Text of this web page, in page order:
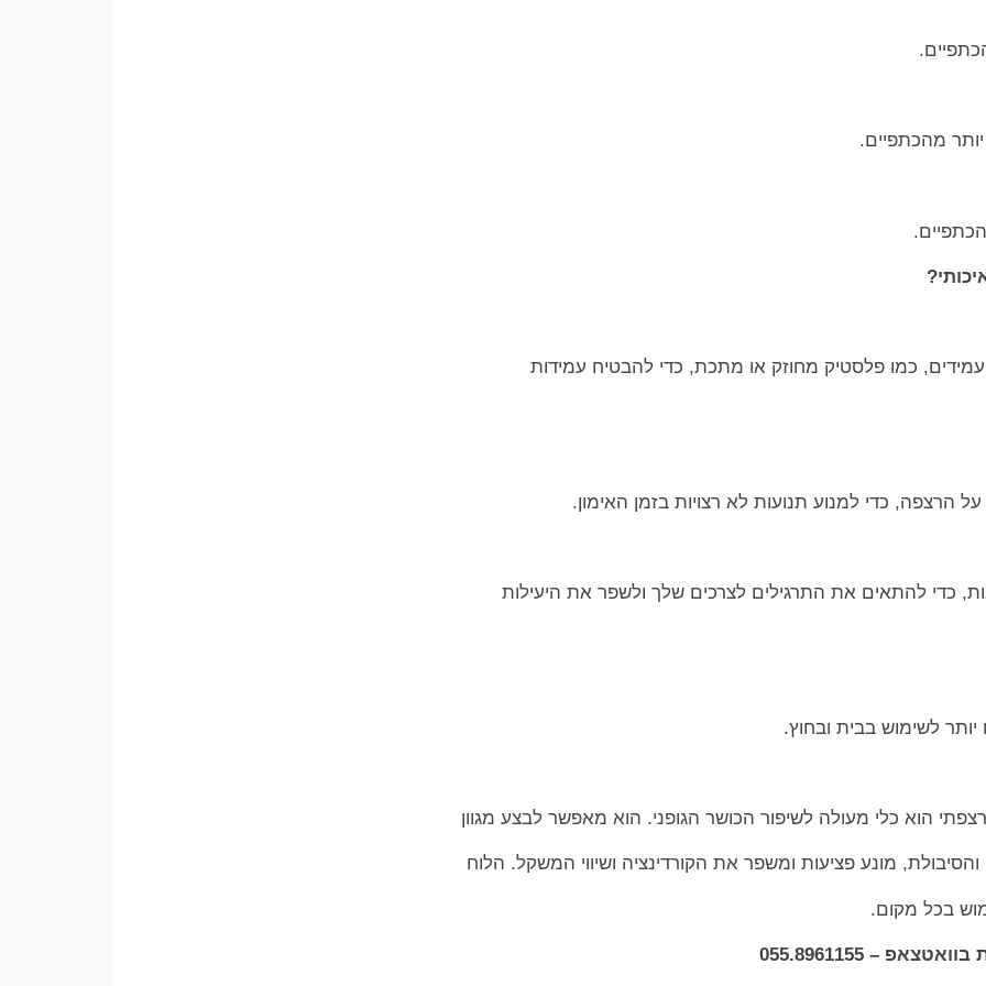
מהכתפיים.
כמו פלסטיק מחוזק או מתכת, כדי להבטיח עמידות
הרצפה, כדי למנוע תנועות לא רצויות בזמן האימון.
כדי להתאים את התרגילים לצרכים שלך ולשפר את היעילות
לשימוש בבית ובחוץ.
הוא כלי מעולה לשיפור הכושר הגופני. הוא מאפשר לבצע מגוון
מונע פציעות ומשפר את הקורדינציה ושיווי המשקל. הלוח
בכל מקום.
– 055.8961155